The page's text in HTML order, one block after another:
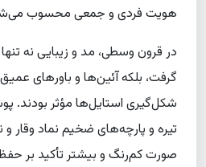
هویت فردی و جمعی محسوب
در قرون وسطی، مد و زیبایی نه
گرفت، بلکه آئین‌ها و باورهای عمیق
شکل‌گیری استایل‌ها مؤثر بودند.
تیره و پارچه‌های ضخیم نماد وقار و
صورت کم‌رنگ و بیشتر تأکید بر حفظ